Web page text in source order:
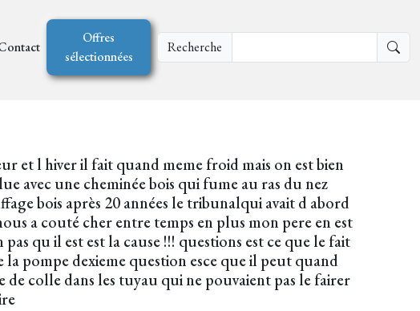
Offres
sélectionnées
Recherche
et l hiver il fait quand meme froid mais on est bien
avec une cheminée bois qui fume au ras du nez
bois après 20 années le tribunalqui avait d abord
a couté cher entre temps en plus mon pere en est
qu il est est la cause !!! questions est ce que le fait
pompe dexieme question esce que il peut quand
colle dans les tuyau qui ne pouvaient pas le fairer